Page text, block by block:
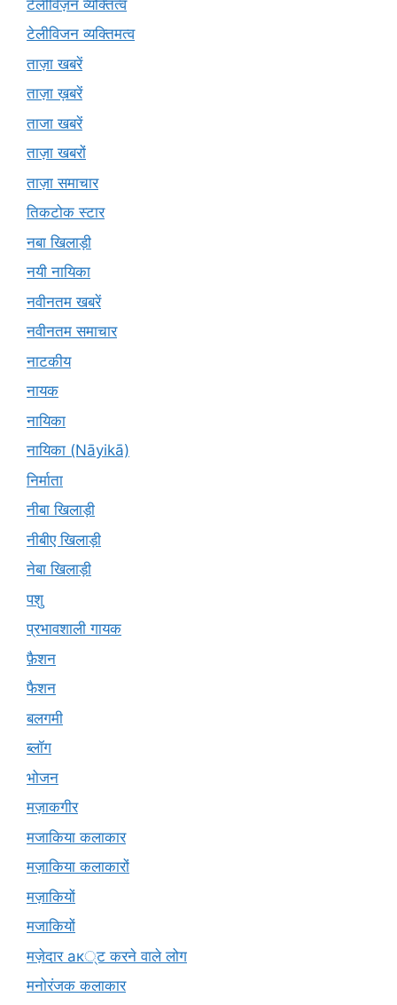
टेलीविज़न व्यक्तित्व
टेलीविजन व्यक्तिमत्व
ताज़ा खबरें
ताज़ा ख़बरें
ताजा खबरें
ताज़ा खबरों
ताज़ा समाचार
तिकटोक स्टार
नबा खिलाड़ी
नयी नायिका
नवीनतम खबरें
नवीनतम समाचार
नाटकीय
नायक
नायिका
नायिका (Nāyikā)
निर्माता
नीबा खिलाड़ी
नीबीए खिलाड़ी
नेबा खिलाड़ी
पशु
प्रभावशाली गायक
फ़ैशन
फैशन
बलगमी
ब्लॉग
भोजन
मज़ाकगीर
मजाकिया कलाकार
मज़ाकिया कलाकारों
मज़ाकियों
मजाकियों
मज़ेदार ак्ट करने वाले लोग
मनोरंजक कलाकार